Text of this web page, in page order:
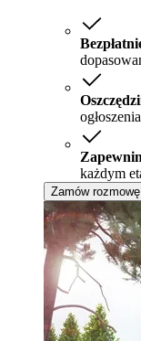
każdym
Zamów rozmowę